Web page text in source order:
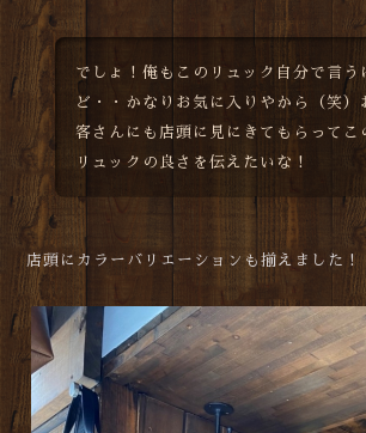
でしょ！俺もこのリュック自分で言う
ど・・かなりお気に入りやから（笑）
客さんにも店頭に見にきてもらってこ
リュックの良さを伝えたいな！
店頭にカラーバリエーションも揃えました！